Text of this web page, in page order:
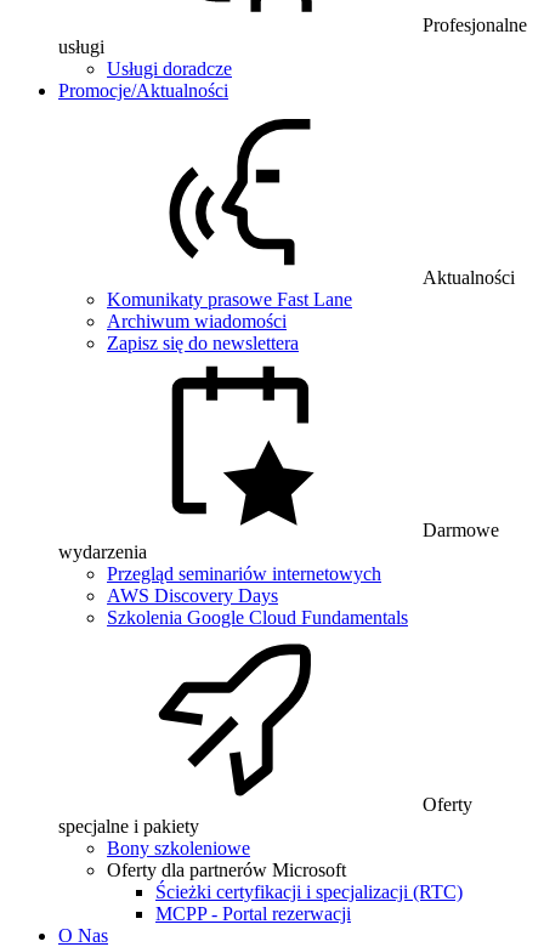
Profesjonalne
usługi
Usługi doradcze
Promocje/Aktualności
Aktualności
Komunikaty prasowe Fast Lane
Archiwum wiadomości
Zapisz się do newslettera
Darmowe
wydarzenia
Przegląd seminariów internetowych
AWS Discovery Days
Szkolenia Google Cloud Fundamentals
Oferty
specjalne i pakiety
Bony szkoleniowe
Oferty dla partnerów Microsoft
Ścieżki certyfikacji i specjalizacji (RTC)
MCPP - Portal rezerwacji
O Nas